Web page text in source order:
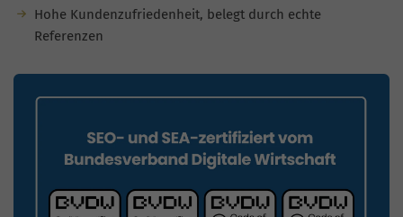
Hohe Kundenzufriedenheit, belegt durch echte
Referenzen